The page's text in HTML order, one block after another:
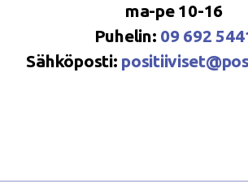
ma-pe 10-16
Puhelin: 09 692
Sähköposti: